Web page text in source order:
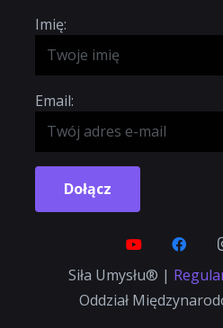
Imię:
Email:
Dołącz
Siła Umysłu® |
Oddział